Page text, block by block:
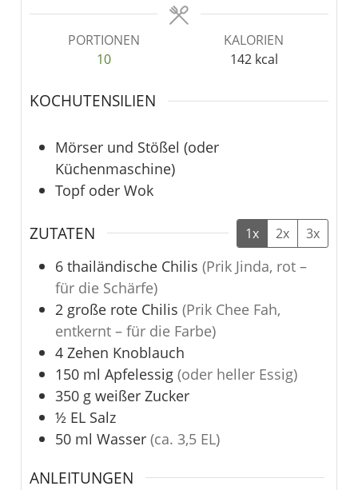
PORTIONEN
10
KALORIEN
142 kcal
KOCHUTENSILIEN
Mörser und Stößel (oder
Küchenmaschine)
Topf oder Wok
ZUTATEN 1x 2x 3x
6 thailändische Chilis (Prik Jinda, rot –
für die Schärfe)
2 große rote Chilis (Prik Chee Fah,
entkernt – für die Farbe)
4 Zehen Knoblauch
150 ml Apfelessig (oder heller Essig)
350 g weißer Zucker
½ EL Salz
50 ml Wasser (ca. 3,5 EL)
ANLEITUNGEN